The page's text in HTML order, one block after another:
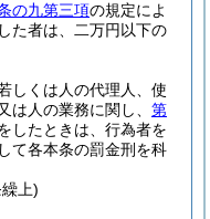
の九第三項の規定によ
た者は、二万円以下の
しくは人の代理人、使
は人の業務に関し、 第
したときは、行為者を
て各本条の罰金刑を科
上)